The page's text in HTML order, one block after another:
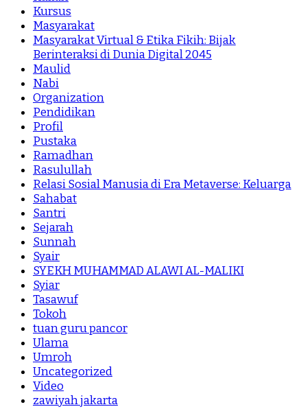
Kursus
Masyarakat
Masyarakat Virtual & Etika Fikih: Bijak
Berinteraksi di Dunia Digital 2045
Maulid
Nabi
Organization
Pendidikan
Profil
Pustaka
Ramadhan
Rasulullah
Relasi Sosial Manusia di Era Metaverse: Keluarga
Sahabat
Santri
Sejarah
Sunnah
Syair
SYEKH MUHAMMAD ALAWI AL-MALIKI
Syiar
Tasawuf
Tokoh
tuan guru pancor
Ulama
Umroh
Uncategorized
Video
zawiyah jakarta